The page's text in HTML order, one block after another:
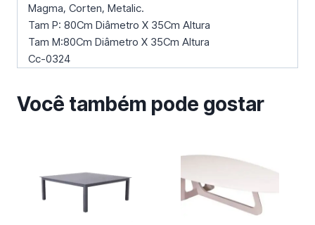
Magma, Corten, Metalic.
Tam P: 80Cm Diâmetro X 35Cm Altura
Tam M:80Cm Diâmetro X 35Cm Altura
Cc-0324
Você também pode gostar